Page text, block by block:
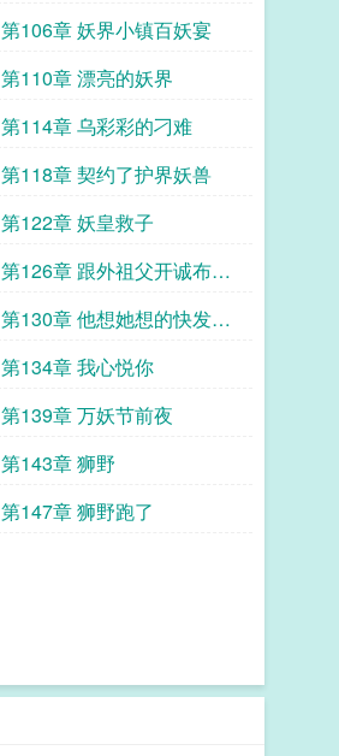
第106章 妖界小镇百妖宴
第110章 漂亮的妖界
第114章 乌彩彩的刁难
第118章 契约了护界妖兽
第122章 妖皇救子
第126章 跟外祖父开诚布公
谈一谈
第130章 他想她想的快发疯
了
第134章 我心悦你
第139章 万妖节前夜
第143章 狮野
第147章 狮野跑了